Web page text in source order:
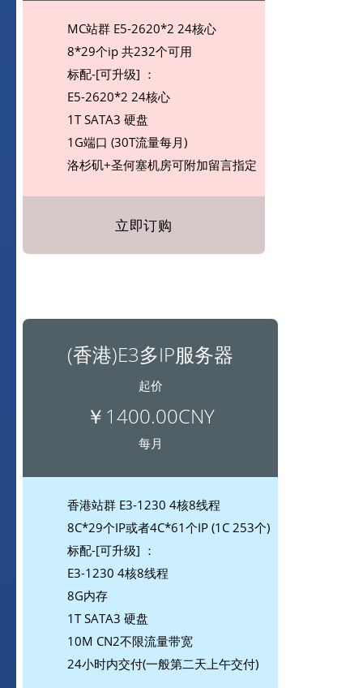
MC站群 E5-2620*2 24核心
8*29个ip 共232个可用
标配-[可升级] ：
E5-2620*2 24核心
1T SATA3 硬盘
1G端口 (30T流量每月)
洛杉矶+圣何塞机房可附加留言指定
立即订购
(香港)E3多IP服务器
起价
￥1400.00CNY
每月
香港站群 E3-1230 4核8线程
8C*29个IP或者4C*61个IP (1C 253个)
标配-[可升级] ：
E3-1230 4核8线程
8G内存
1T SATA3 硬盘
10M CN2不限流量带宽
24小时内交付(一般第二天上午交付)